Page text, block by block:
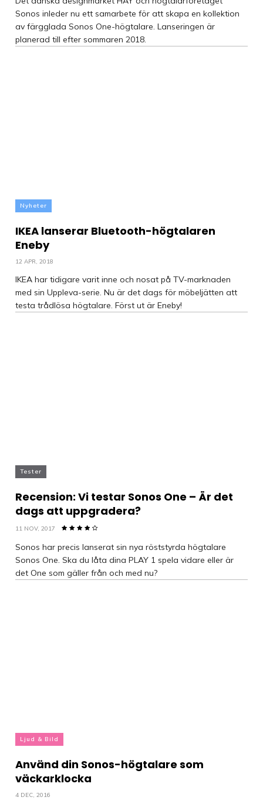
Sonos inleder nu ett samarbete för att skapa en kollektion
av färgglada Sonos One-högtalare. Lanseringen är
planerad till efter sommaren 2018.
Nyheter
IKEA lanserar Bluetooth-högtalaren
Eneby
12 APR, 2018
IKEA har tidigare varit inne och nosat på TV-marknaden
med sin Uppleva-serie. Nu är det dags för möbeljätten att
testa trådlösa högtalare. Först ut är Eneby!
Tester
Recension: Vi testar Sonos One – Är det
dags att uppgradera?
11 NOV, 2017
Sonos har precis lanserat sin nya röststyrda högtalare
Sonos One. Ska du låta dina PLAY 1 spela vidare eller är
det One som gäller från och med nu?
Ljud & Bild
Använd din Sonos-högtalare som
väckarklocka
4 DEC, 2016